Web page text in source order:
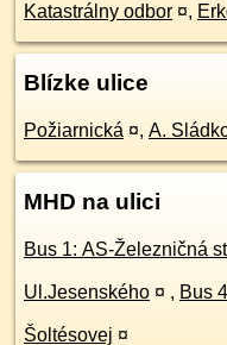
Katastrálny odbor ¤,
Blízke ulice
Požiarnická ¤, A.
MHD na ulici
Bus 1: AS-Železničná
Ul.Jesenského ¤ , Bus 4:
Šoltésovej ¤